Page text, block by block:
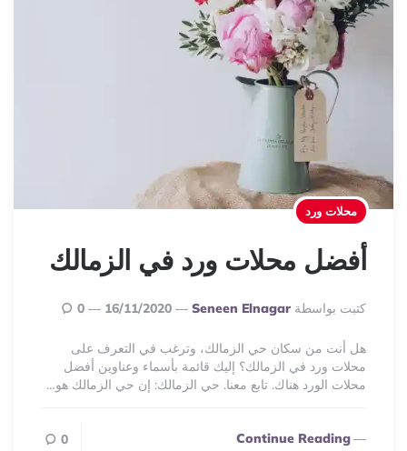
محلات ورد
أفضل محلات ورد في الزمالك
Posted
By
كتبت بواسطة Seneen Elnagar
16/11/2020
0
هل أنت من سكان حي الزمالك، وترغب في التعرف على
محلات ورد في الزمالك؟ إليك قائمة بأسماء وعناوين أفضل
محلات الورد هناك. تابع معنا. حي الزمالك: إن حي الزمالك هو…
Continue Reading
0